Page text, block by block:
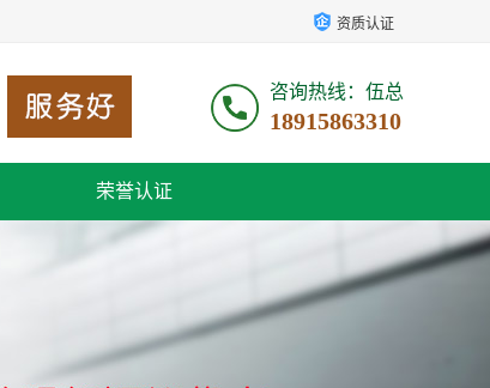
资质认证
咨询热线：伍总
18915863310
荣誉认证